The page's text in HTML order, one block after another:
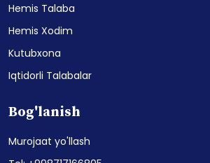
Hemis Talaba
Hemis Xodim
Kutubxona
Iqtidorli Talabalar
Bog'lanish
Murojaat yo'llash